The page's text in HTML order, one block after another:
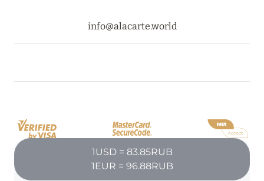
27 сентября 2024
HÔTEL BARRIÈRE LES NEIGES
HÔTEL BARRIÈRE LES NEIGES
info@alacarte.world
1USD = 83.85RUB
1EUR = 96.88RUB